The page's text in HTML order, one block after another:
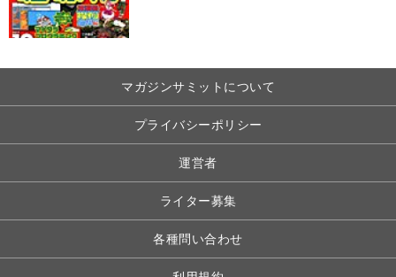
マガジンサミットについて
プライバシーポリシー
運営者
ライター募集
各種問い合わせ